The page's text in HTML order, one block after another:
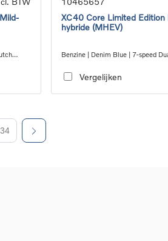
XC40 Core Limited
hybride (MHEV)
Benzine | Denim Blue | 7-speed
Vergelijken
34